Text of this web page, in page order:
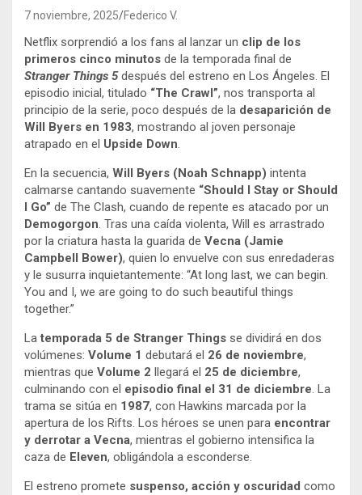
7 noviembre, 2025 Federico V.
Netflix sorprendió a los fans al lanzar un clip de los
primeros cinco minutos de la temporada final de
Stranger Things 5después del estreno en Los Ángeles. El
episodio inicial, titulado “The Crawl”, nos transporta al
principio de la serie, poco después de la desaparición de
Will Byers en 1983, mostrando al joven personaje
atrapado en el Upside Down.
En la secuencia, Will Byers (Noah Schnapp) intenta
calmarse cantando suavemente “Should I Stay or Should
I Go” de The Clash, cuando de repente es atacado por un
Demogorgon. Tras una caída violenta, Will es arrastrado
por la criatura hasta la guarida de Vecna (Jamie
Campbell Bower), quien lo envuelve con sus enredaderas
y le susurra inquietantemente: “At long last, we can begin.
You and I, we are going to do such beautiful things
together.”
Latemporada 5 de Stranger Things se dividirá en dos
volúmenes: Volume 1 debutará el 26 de noviembre,
mientras que Volume 2 llegará el 25 de diciembre,
culminando con el episodio final el 31 de diciembre. La
trama se sitúa en 1987, con Hawkins marcada por la
apertura de los Rifts. Los héroes se unen para encontrar
y derrotar a Vecna, mientras el gobierno intensifica la
caza de Eleven, obligándola a esconderse.
El estreno promete suspenso, acción y oscuridad como